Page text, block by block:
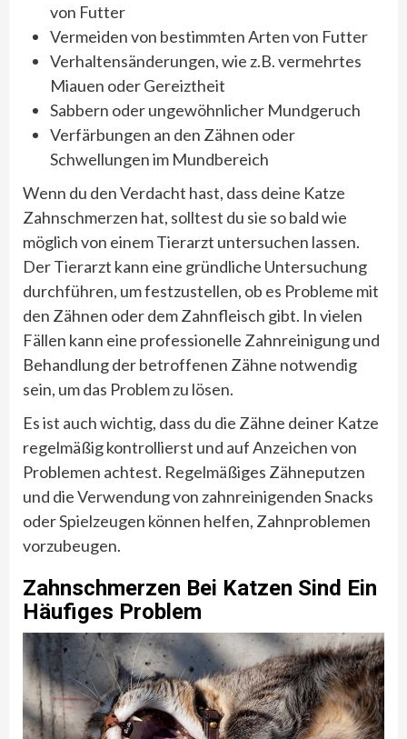
von Futter
Vermeiden von bestimmten Arten von Futter
Verhaltensänderungen, wie z.B. vermehrtes
Miauen oder Gereiztheit
Sabbern oder ungewöhnlicher Mundgeruch
Verfärbungen an den Zähnen oder
Schwellungen im Mundbereich
Wenn du den Verdacht hast, dass deine Katze
Zahnschmerzen hat, solltest du sie so bald wie
möglich von einem Tierarzt untersuchen lassen.
Der Tierarzt kann eine gründliche Untersuchung
durchführen, um festzustellen, ob es Probleme mit
den Zähnen oder dem Zahnfleisch gibt. In vielen
Fällen kann eine professionelle Zahnreinigung und
Behandlung der betroffenen Zähne notwendig
sein, um das Problem zu lösen.
Es ist auch wichtig, dass du die Zähne deiner Katze
regelmäßig kontrollierst und auf Anzeichen von
Problemen achtest. Regelmäßiges Zähneputzen
und die Verwendung von zahnreinigenden Snacks
oder Spielzeugen können helfen, Zahnproblemen
vorzubeugen.
Zahnschmerzen Bei Katzen Sind Ein
Häufiges Problem